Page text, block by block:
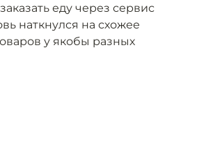
еду через сервис
наткнулся на схожее
у якобы разных